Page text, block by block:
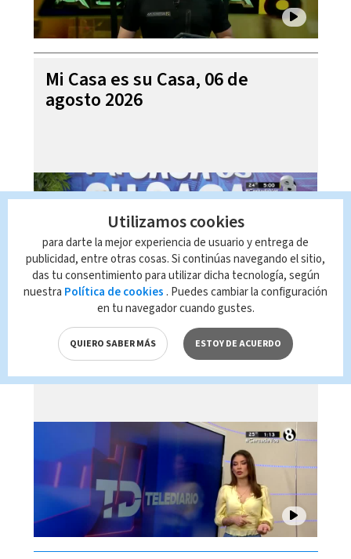
Mi Casa es su Casa, 06 de
agosto 2026
Telediario En Directo con Paula
Brenes, 06 de agosto 2026
Utilizamos cookies
para darte la mejor experiencia de usuario y entrega de
publicidad, entre otras cosas. Si continúas navegando el sitio,
das tu consentimiento para utilizar dicha tecnología, según
nuestra Política de cookies . Puedes cambiar la configuración
en tu navegador cuando gustes.
QUIERO SABER MÁS ESTOY DE ACUERDO